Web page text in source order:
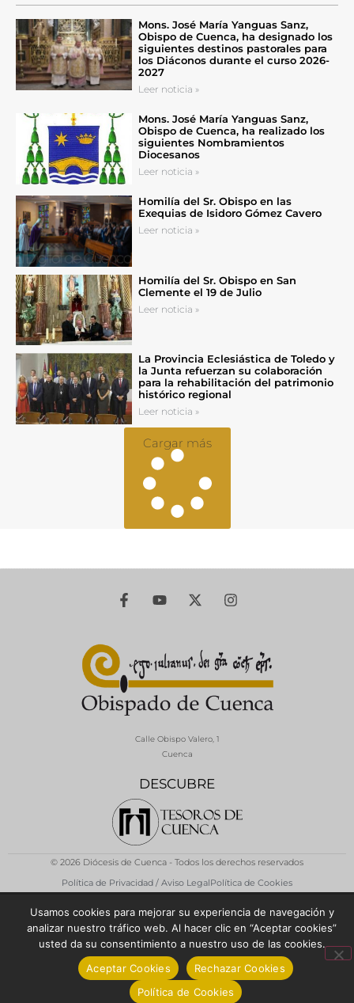
Mons. José María Yanguas Sanz,
Obispo de Cuenca, ha designado los
siguientes destinos pastorales para
los Diáconos durante el curso 2026-
2027
Leer noticia »
Mons. José María Yanguas Sanz,
Obispo de Cuenca, ha realizado los
siguientes Nombramientos
Diocesanos
Leer noticia »
Homilía del Sr. Obispo en las
Exequias de Isidoro Gómez Cavero
Leer noticia »
Homilía del Sr. Obispo en San
Clemente el 19 de Julio
Leer noticia »
La Provincia Eclesiástica de Toledo y
la Junta refuerzan su colaboración
para la rehabilitación del patrimonio
histórico regional
Leer noticia »
Cargar más
DESCUBRE
Calle Obispo Valero, 1
Cuenca
© 2026 Diócesis de Cuenca - Todos los derechos reservados
Política de Privacidad / Aviso LegalPolítica de Cookies
Usamos cookies para mejorar su experiencia de navegación y
analizar nuestro tráfico web. Al hacer clic en “Aceptar cookies”
usted da su consentimiento a nuestro uso de las cookies.
Aceptar Cookies
Rechazar Cookies
Política de Cookies